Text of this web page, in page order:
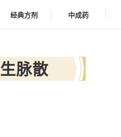
经典方剂 中成药
生脉散